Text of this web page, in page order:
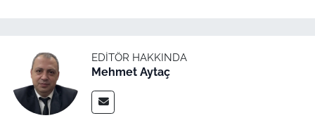
EDITÖR HAKKINDA
Mehmet Aytaç